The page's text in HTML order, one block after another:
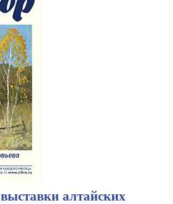
алтайских